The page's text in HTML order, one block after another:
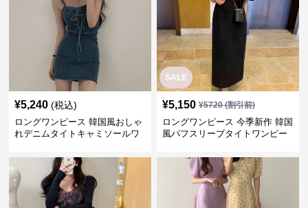
¥5,240 (税込)
ロングワンピース 韓国風おしゃ
れデニムタイトキャミソールワ
SALE
¥5,150 ¥5720(割引前)
ロングワンピース 今季新作 韓国
風パフスリーブタイトワンピー